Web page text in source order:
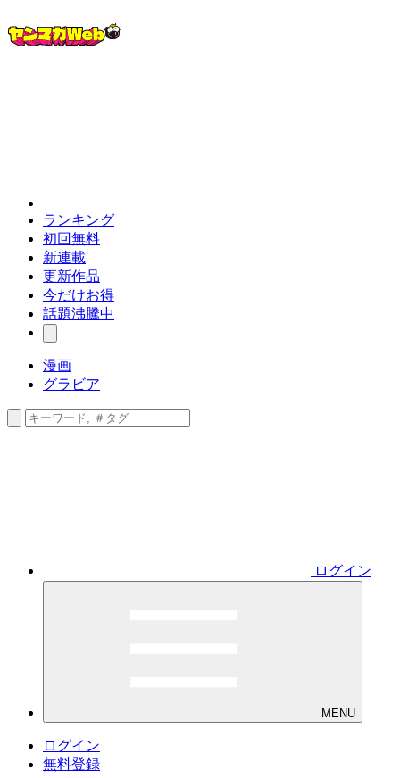
ランキング
初回無料
新連載
更新作品
今だけお得
話題沸騰中
漫画
グラビア
ログイン
MENU
ログイン
無料登録